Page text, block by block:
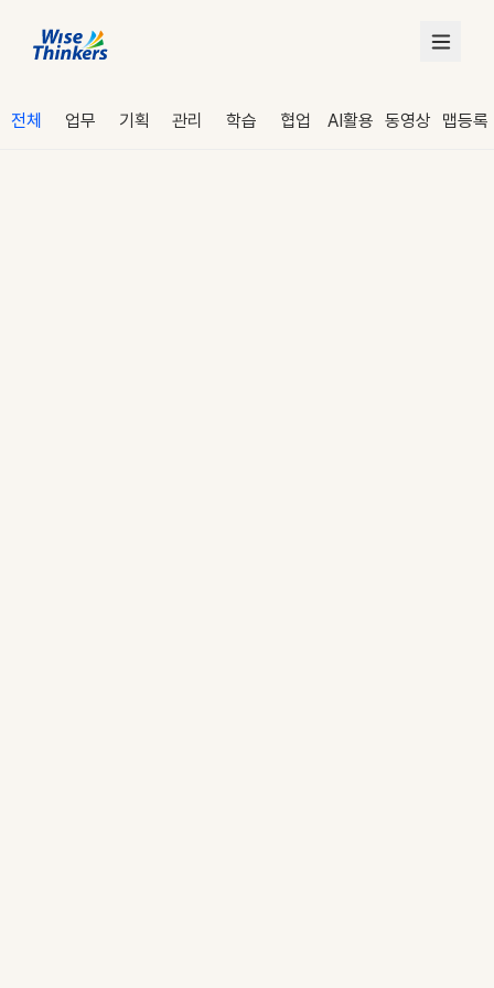
전체 업무 기획 관리 학습 협업 AI활용 동영상 맵등록